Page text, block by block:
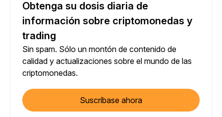
Obtenga su dosis diaria de
información sobre criptomonedas y
trading
Sin spam. Sólo un montón de contenido de
calidad y actualizaciones sobre el mundo de las
criptomonedas.
Suscríbase ahora